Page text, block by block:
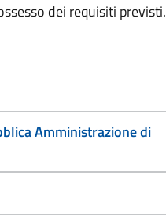
dei requisiti previsti.
Amministrazione di